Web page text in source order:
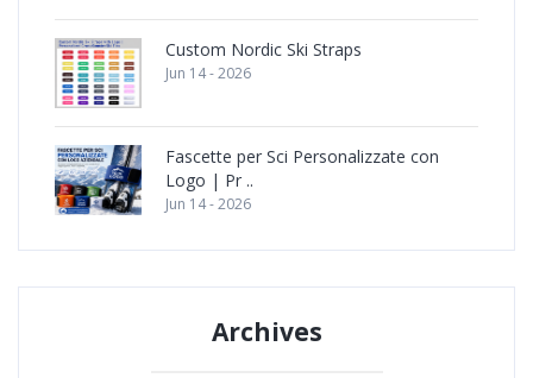
Custom Nordic Ski Straps
Jun 14 - 2026
Fascette per Sci Personalizzate con
Logo | Pr ..
Jun 14 - 2026
Archives